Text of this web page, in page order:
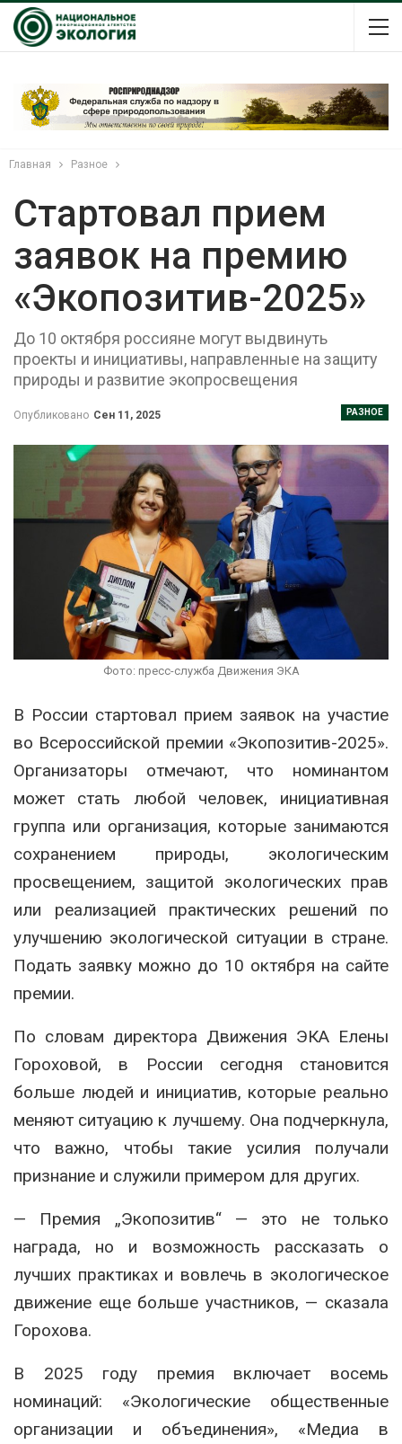
Главная Разное
Стартовал прием
заявок на премию
«Экопозитив-2025»
До 10 октября россияне могут выдвинуть
проекты и инициативы, направленные на защиту
природы и развитие экопросвещения
РАЗНОЕ
Опубликовано Сен 11, 2025
Фото: пресс-служба Движения ЭКА
В России стартовал прием заявок на участие
во Всероссийской премии «Экопозитив-2025».
Организаторы отмечают, что номинантом
может стать любой человек, инициативная
группа или организация, которые занимаются
сохранением природы, экологическим
просвещением, защитой экологических прав
или реализацией практических решений по
улучшению экологической ситуации в стране.
Подать заявку можно до 10 октября на сайте
премии.
По словам директора Движения ЭКА Елены
Гороховой, в России сегодня становится
больше людей и инициатив, которые реально
меняют ситуацию к лучшему. Она подчеркнула,
что важно, чтобы такие усилия получали
признание и служили примером для других.
— Премия „Экопозитив“ — это не только
награда, но и возможность рассказать о
лучших практиках и вовлечь в экологическое
движение еще больше участников, — сказала
Горохова.
В 2025 году премия включает восемь
номинаций: «Экологические общественные
организации и объединения», «Медиа в